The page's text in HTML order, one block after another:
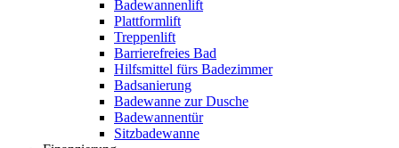
Badewannenlift
Plattformlift
Treppenlift
Barrierefreies Bad
Hilfsmittel fürs Badezimmer
Badsanierung
Badewanne zur Dusche
Badewannentür
Sitzbadewanne